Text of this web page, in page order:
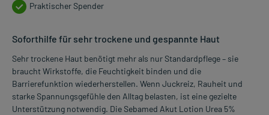
Praktischer Spender
Soforthilfe für sehr trockene und gespannte Haut
Sehr trockene Haut benötigt mehr als nur Standardpflege – sie
braucht Wirkstoffe, die Feuchtigkeit binden und die
Barrierefunktion wiederherstellen. Wenn Juckreiz, Rauheit und
starke Spannungsgefühle den Alltag belasten, ist eine gezielte
Unterstützung notwendig. Die Sebamed Akut Lotion Urea 5%